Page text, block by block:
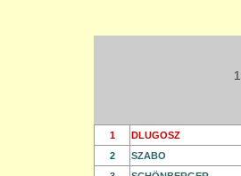
1
DLUGOSZ
2
SZABO